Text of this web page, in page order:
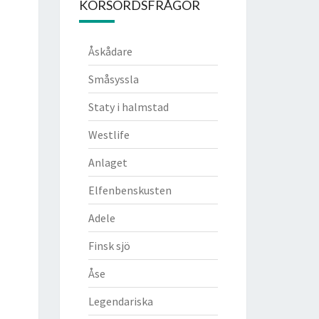
KORSORDSFRÅGOR
Åskådare
Småsyssla
Staty i halmstad
Westlife
Anlaget
Elfenbenskusten
Adele
Finsk sjö
Åse
Legendariska